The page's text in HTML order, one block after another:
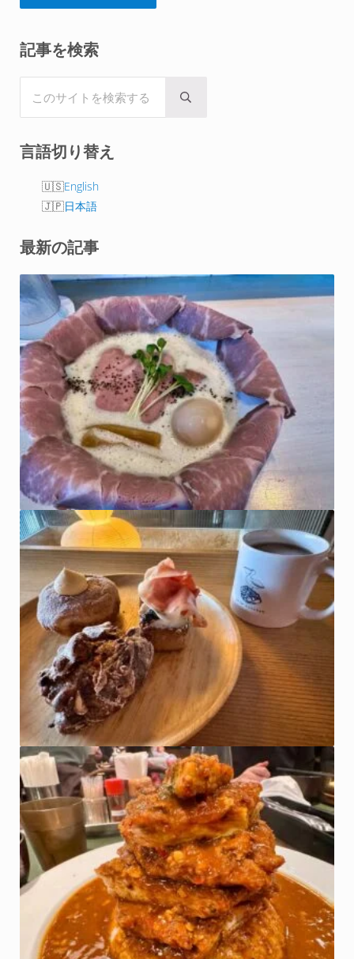
Sidebar
記事を検索
Submit search
言語切り替え
English
日本語
最新の記事